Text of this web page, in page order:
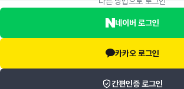
네이버 로그인
카카오 로그인
간편인증 로그인